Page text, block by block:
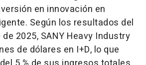
en innovación en
Según los resultados del
2025, SANY Heavy Industry
de dólares en I+D, lo que